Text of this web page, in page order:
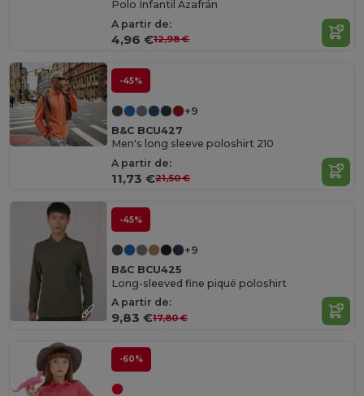
Polo Infantil Azafrán
A partir de:
4,96 €12,98 €
-45%
+9
B&C BCU427
Men's long sleeve poloshirt 210
A partir de:
11,73 €21,50 €
-45%
+9
B&C BCU425
Long-sleeved fine piqué poloshirt
A partir de:
9,83 €17,80 €
-60%